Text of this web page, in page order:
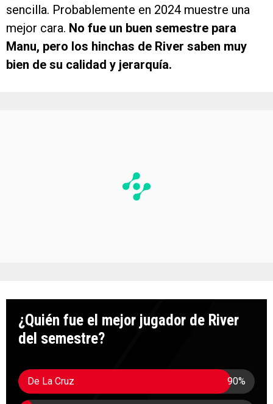
sencilla. Probablemente en 2024 muestre una
mejor cara. No fue un buen semestre para
Manu, pero los hinchas de River saben muy
bien de su calidad y jerarquía.
¿Quién fue el mejor jugador de River
del semestre?
De La Cruz 90%